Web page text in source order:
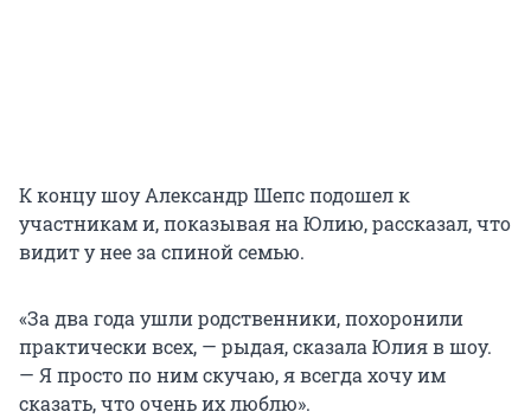
К концу шоу Александр Шепс подошел к
участникам и, показывая на Юлию, рассказал, что
видит у нее за спиной семью.
«За два года ушли родственники, похоронили
практически всех, — рыдая, сказала Юлия в шоу.
— Я просто по ним скучаю, я всегда хочу им
сказать, что очень их люблю».